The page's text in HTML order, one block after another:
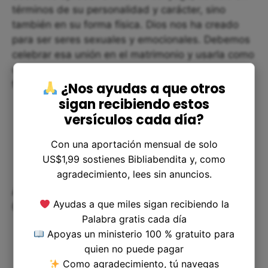
términos de su personalidad y carácter, sino
también en su forma física. Dios nos ha creado
para ser seres sexuales y emocionales. Debemos
celebrar esa unión en el matrimonio y usarla como
una de las herramientas que nos ayuden a
fortalecer nuestra relación.
Aplicando Cantares 7:3 en la Vida
Cotidiana
¿Nos ayudas a que otros
sigan recibiendo estos
versículos cada día?
Con una aportación mensual de solo
US$1,99 sostienes Bibliabendita y, como
agradecimiento, lees sin anuncios.
Ayudas a que miles sigan recibiendo la
Palabra gratis cada día
Apoyas un ministerio 100 % gratuito para
quien no puede pagar
Como agradecimiento, tú navegas